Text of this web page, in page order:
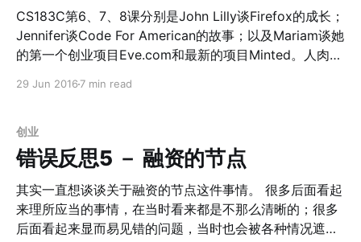
一些关于Past的问题容易造成bias，而关于How are you
going to solve this problem这类关于未来的问题，对于
解决bias会更好。原因是比如女性在回答过去自己做过什
而男性更倾向于描述more。 此外，在她们对于提问的回
CS183C第6、7、8课分别是John Lilly谈Firefox的成长；
Jennifer谈Code For American的故事；以及Mariam谈她
的第一个创业项目Eve.com和最新的项目Minted。人肉了
中Moliza Firefox采用的是非盈利组织模式，在当时IE一
家独大的时候，正是Firefox那庞大的社群带给了他们非对
称竞争优势 。而代价就是，Mozilla的小组成员不会变成
非常富有： > 1. 每一个新的插件都有大量用户开发；而每
一个新的插件发布之后又有更多的用户参与测试。 2. 他们
把所有对社区有贡献的人名都刊登到了New York Times
29 Jun 2016 7 min read
创业
错误反思5 － 融资的节点
其实一直想谈谈关于融资的节点这件事情。 很多后面看起
来理所应当的事情，在当时看来都是不那么清晰的；很多
后面看起来显而易见错的问题，当时也会被各种情况遮